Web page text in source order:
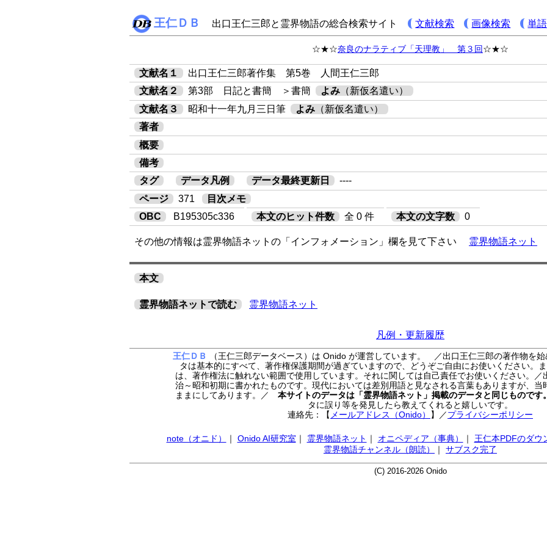
王仁ＤＢ 出口王仁三郎と霊界物語の総合検索サイト 文献検索 画像検索 単
☆★☆奈良のナラティブ「天理教」 第３回☆★☆
文献名１
出口王仁三郎著作集 第5巻 人間王仁三郎
文献名２
第3部 日記と書簡 ＞書簡 よみ （新仮名遣い）
文献名３
昭和十一年九月三日筆 よみ （新仮名遣い）
著者
概要
備考
タグ
データ凡例 データ最終更新日
----
ページ
371
目次メモ
OBC
B195305c336 本文のヒット件数 全 0 件 本文の文字数 0
その他の情報は霊界物語ネットの「インフォメーション」欄を見て下さい 霊界物語ネット
本文
霊界物語ネットで読む 霊界物語ネット
凡例・更新履歴
王仁ＤＢ （王仁三郎データベース）は Onido が運営しています。
／出口王仁三郎の著作物を
タは基本的にすべて、著作権保護期間が過ぎていますので、どうぞご自由にお使いください。
は、著作権法に触れない範囲で使用しています。それに関しては自己責任でお使いください。／
治～昭和初期に書かれたものです。現代においては差別用語と見なされる言葉もありますが、当
ままにしてあります。／ 本サイトのデータは「霊界物語ネット」掲載のデータと同じものです。
タに誤り等を発見したら教えてくれると嬉しいです。
連絡先：【 メールアドレス（Onido） 】 ／プライバシーポリシー
note（オニド） ｜ Onido AI研究室 ｜ 霊界物語ネット ｜ オニペディア（事典） ｜ 王仁本PDFのダウ
霊界物語チャンネル（朗読）
｜ サブスク完了
(C) 2016-2026 Onido